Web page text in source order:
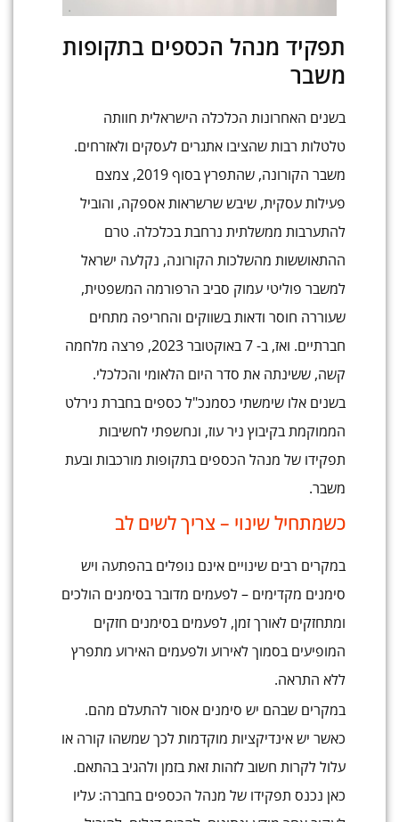
תפקיד מנהל הכספים בתקופות
משבר
בשנים האחרונות הכלכלה הישראלית חוותה
טלטלות רבות שהציבו אתגרים לעסקים ולאזרחים.
משבר הקורונה, שהתפרץ בסוף 2019, צמצם
פעילות עסקית, שיבש שרשראות אספקה, והוביל
להתערבות ממשלתית נרחבת בכלכלה. טרם
ההתאוששות מהשלכות הקורונה, נקלעה ישראל
למשבר פוליטי עמוק סביב הרפורמה המשפטית,
שעוררה חוסר ודאות בשווקים והחריפה מתחים
חברתיים. ואז, ב- 7 באוקטובר 2023, פרצה מלחמה
קשה, ששינתה את סדר היום הלאומי והכלכלי.
בשנים אלו שימשתי כסמנכ"ל כספים בחברת נירלט
הממוקמת בקיבוץ ניר עוז, ונחשפתי לחשיבות
תפקידו של מנהל הכספים בתקופות מורכבות ובעת
משבר.
כשמתחיל שינוי – צריך לשים לב
במקרים רבים שינויים אינם נופלים בהפתעה ויש
סימנים מקדימים – לפעמים מדובר בסימנים הולכים
ומתחזקים לאורך זמן, לפעמים בסימנים חזקים
המופיעים בסמוך לאירוע ולפעמים האירוע מתפרץ
ללא התראה.
במקרים שבהם יש סימנים אסור להתעלם מהם.
כאשר יש אינדיקציות מוקדמות לכך שמשהו קורה או
עלול לקרות חשוב לזהות זאת בזמן ולהגיב בהתאם.
כאן נכנס תפקידו של מנהל הכספים בחברה: עליו